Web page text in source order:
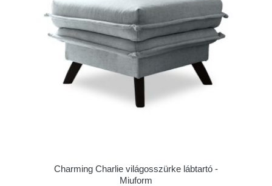
Charming Charlie világosszürke lábtartó -
Miuform